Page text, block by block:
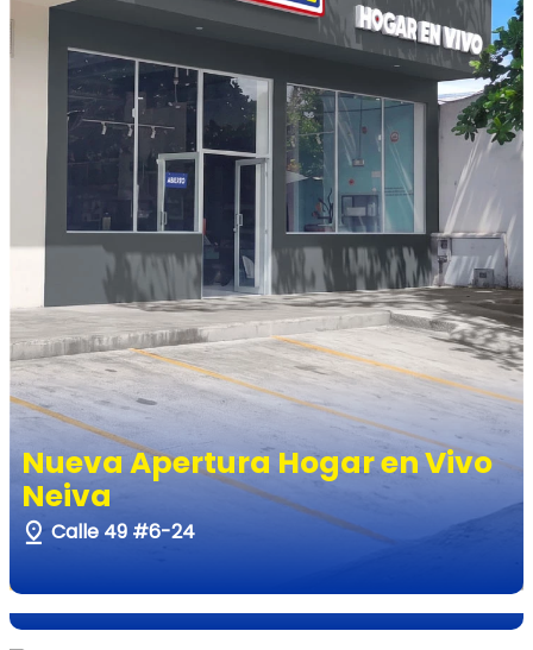
Nueva Apertura Hogar en Vivo
Neiva
Calle 49 #6-24
Nueva Apertura Hogar en Vivo
Palmira El Sembrador